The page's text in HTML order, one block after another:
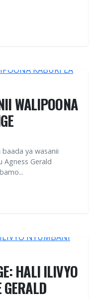
WALIPOONA
baada ya wasanii
Agness Gerald
HALI ILIVYO